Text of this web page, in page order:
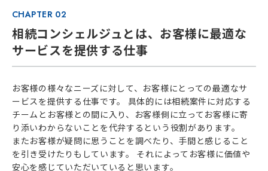
CHAPTER 02
相続コンシェルジュとは、お客様に最適な
サービスを提供する仕事
お客様の様々なニーズに対して、お客様にとっての最適なサ
ービスを提供する仕事です。 具体的には相続案件に対応する
チームとお客様との間に入り、お客様側に立ってお客様に寄
り添いわからないことを代弁するという役割があります。
またお客様が疑問に思うことを調べたり、手間と感じること
を引き受けたりもしています。 それによってお客様に価値や
安心を感じていただいていると思います。